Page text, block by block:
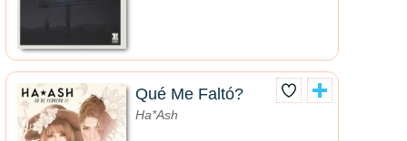
Qué Me Faltó?
Ha*Ash